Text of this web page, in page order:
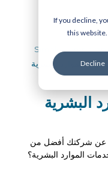
If you decline,
this
Decline
Simple
للموارد البشرية
البشرية
عن شركتك أفضل من
الموارد البشرية؟